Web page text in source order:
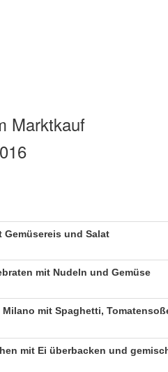
Marktkauf
Gemüsereis und Salat
mit Nudeln und Gemüse
Milano mit Spaghetti,
mit Ei überbacken und